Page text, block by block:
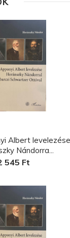
Albert levelezése
Nándorra...
545 Ft